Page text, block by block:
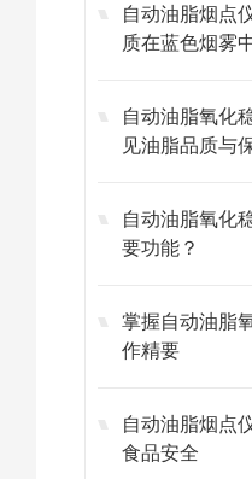
自动油脂烟点
质在蓝色烟雾
自动油脂氧化
见油脂品质与
自动油脂氧化
要功能？
掌握自动油脂
作精要
自动油脂烟点
食品安全